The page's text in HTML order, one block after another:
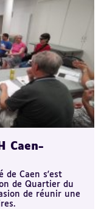
Caen-
de Caen s'est
de Quartier du
de réunir une